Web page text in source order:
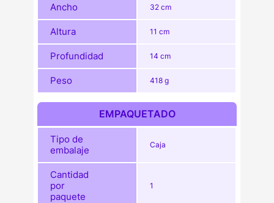
Ancho 32 cm
Altura 11 cm
Profundidad 14 cm
Peso 418 g
EMPAQUETADO
Tipo de
embalaje
Caja
Cantidad
por
paquete
1